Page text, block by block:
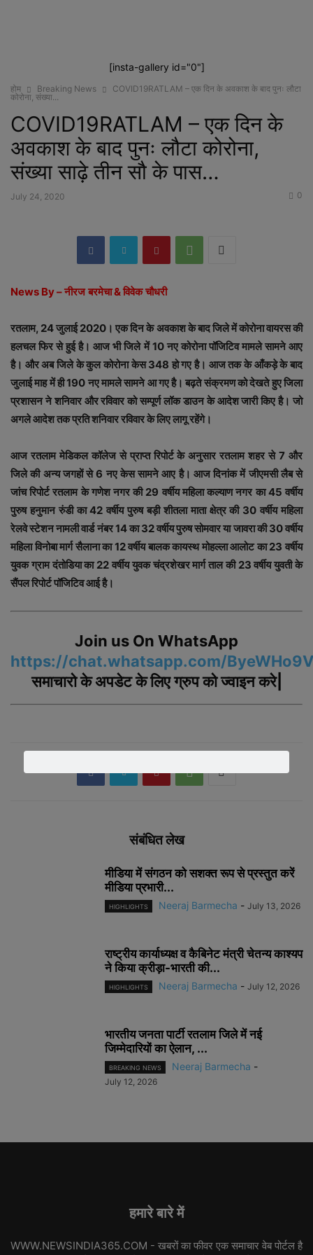
[insta-gallery id="0"]
होम Breaking News
COVID19RATLAM – एक दिन के अवकाश के बाद पुनः लौटा
कोरोना, संख्या...
COVID19RATLAM – एक दिन के
अवकाश के बाद पुनः लौटा कोरोना,
संख्या साढ़े तीन सौ के पास…
July 24, 2020 0
News By –नीरज बरमेचा&विवेक चौधरी
रतलाम, 24 जुलाई 2020। एक दिन के अवकाश के बाद जिले में कोरोना वायरस की
हलचल फिर से हुई है। आज भी जिले में 10 नए कोरोना पॉजिटिव मामले सामने आए
है। और अब जिले के कुल कोरोना केस 348 हो गए है। आज तक के आँकड़े के बाद
जुलाई माह में ही 190 नए मामले सामने आ गए है। बढ़ते संक्रमण को देखते हुए जिला
प्रशासन ने शनिवार और रविवार को सम्पूर्ण लॉक डाउन के आदेश जारी किए है। जो
अगले आदेश तक प्रति शनिवार रविवार के लिए लागू रहेंगे।
आज रतलाम मेडिकल कॉलेज से प्राप्त रिपोर्ट के अनुसार रतलाम शहर से 7 और
जिले की अन्य जगहों से 6 नए केस सामने आए है। आज दिनांक में जीएमसी लैब से
जांच रिपोर्ट रतलाम के गणेश नगर की 29 वर्षीय महिला कल्याण नगर का 45 वर्षीय
पुरुष हनुमान रुंडी का 42 वर्षीय पुरुष बड़ी शीतला माता क्षेत्र की 30 वर्षीय महिला
रेलवे स्टेशन नामली वार्ड नंबर 14 का 32 वर्षीय पुरुष सोमवार या जावरा की 30 वर्षीय
महिला विनोबा मार्ग सैलाना का 12 वर्षीय बालक कायस्थ मोहल्ला आलोट का 23 वर्षीय
युवक ग्राम दंतोडिया का 22 वर्षीय युवक चंद्रशेखर मार्ग ताल की 23 वर्षीय युवती के
सैंपल रिपोर्ट पॉजिटिव आई है।
Join us On WhatsApp
https://chat.whatsapp.com/
समाचारो के अपडेट के लिए ग्रुप को ज्वाइन करे|
संबंधित लेख
मीडिया में संगठन को सशक्त रूप से प्रस्तुत करें
मीडिया प्रभारी...
HIGHLIGHTS Neeraj Barmecha - July 13, 2026
राष्ट्रीय कार्याध्यक्ष व कैबिनेट मंत्री चेतन्य काश्यप
ने किया क्रीड़ा-भारती की...
HIGHLIGHTS Neeraj Barmecha - July 12, 2026
भारतीय जनता पार्टी रतलाम जिले में नई
जिम्मेदारियों का ऐलान, ...
BREAKING NEWS Neeraj Barmecha -
July 12, 2026
हमारे बारे में
WWW.NEWSINDIA365.COM - खबरों का फीवर एक समाचार वेब पोर्टल है